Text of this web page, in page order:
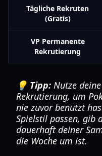
Tägliche Rekruten
(Gratis)
VP Permanente
Rekrutierung
💡 Tipp: Nutze
Rekrutierung, um
nie zuvor benutzt
Spielstil passen, gib
dauerhaft deiner
die Woche um ist.